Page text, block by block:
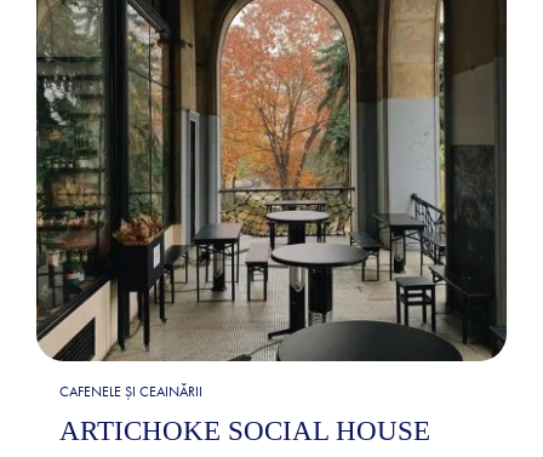
CAFENELE ȘI CEAINĂRII
ARTICHOKE SOCIAL HOUSE